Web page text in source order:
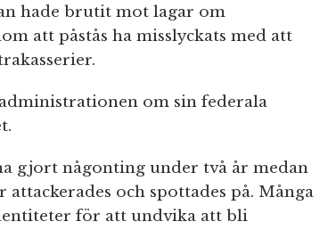
hade brutit mot lagar om
att påstås ha misslyckats med att
om sin federala
gjort någonting under två år medan
och spottades på. Många
för att undvika att bli